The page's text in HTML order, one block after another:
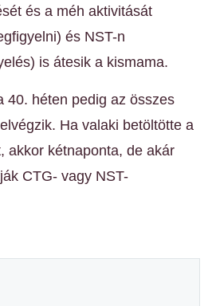
és a méh aktivitását
és NST-n
is átesik a kismama.
40. héten pedig az összes
Ha valaki betöltötte a
akkor kétnaponta, de akár
CTG- vagy NST-